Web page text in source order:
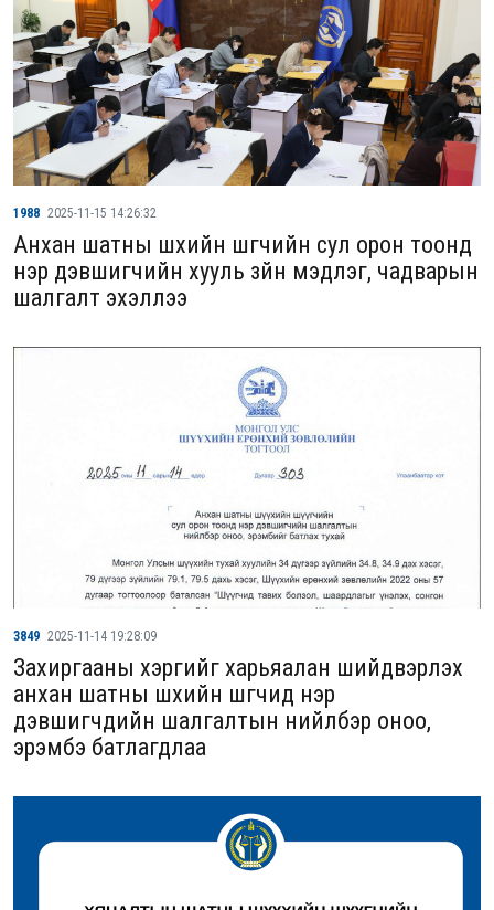
1988 2025-11-15 14:26:32
Анхан шатны шүүхийн шүүгчийн сул орон тоонд
нэр дэвшигчийн хууль зүйн мэдлэг, чадварын
шалгалт эхэллээ
3849 2025-11-14 19:28:09
Захиргааны хэргийг харьяалан шийдвэрлэх
анхан шатны шүүхийн шүүгчид нэр
дэвшигчдийн шалгалтын нийлбэр оноо,
эрэмбэ батлагдлаа